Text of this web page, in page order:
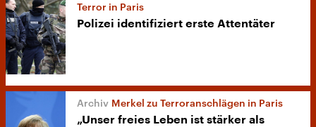
Terror in Paris
Polizei identifiziert erste Attentäter
Merkel zu Terroranschlägen in Paris
„Unser freies Leben ist stärker als